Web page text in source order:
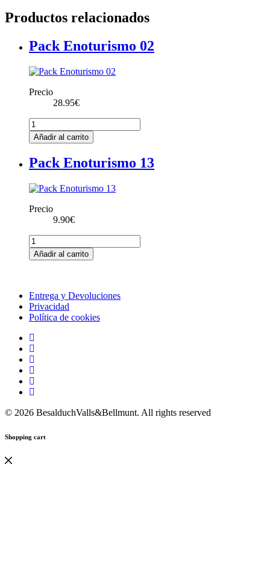
Productos relacionados
Pack Enoturismo 02
Precio
28.95€
Pack
Enoturismo
02
cantidad
Añadir al carrito
Pack Enoturismo 13
Precio
9.90€
Pack
Enoturismo
13
Añadir al carrito
Entrega y Devoluciones
Privacidad
Política de cookies
© 2026 BesalduchValls&Bellmunt. All rights reserved
Shopping cart